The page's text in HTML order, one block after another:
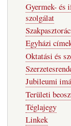
Gyermek- és
szolgálat
Egyházi
Oktatási és
Jubileumi
Területi
Téglajegy
Linkek